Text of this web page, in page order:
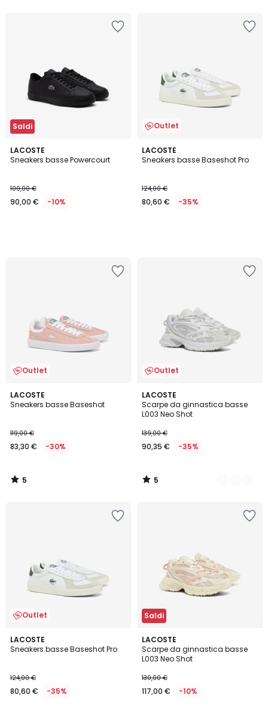
Saldi
LACOSTE
Sneakers basse Powercourt
100,00 €
90,00 € -10%
Outlet
LACOSTE
Sneakers basse Baseshot Pro
124,00 €
80,60 € -35%
Outlet
LACOSTE
Sneakers basse Baseshot
119,00 €
83,30 € -30%
5
/
5
/
Outlet
LACOSTE
Scarpe da ginnastica basse
L003 Neo Shot
139,00 €
90,35 € -35%
5
/
5
2
Colori
5
/
Outlet
LACOSTE
Sneakers basse Baseshot Pro
124,00 €
80,60 € -35%
4
/
2
Colori
Saldi
LACOSTE
Scarpe da ginnastica basse
L003 Neo Shot
130,00 €
117,00 € -10%
4
/
5